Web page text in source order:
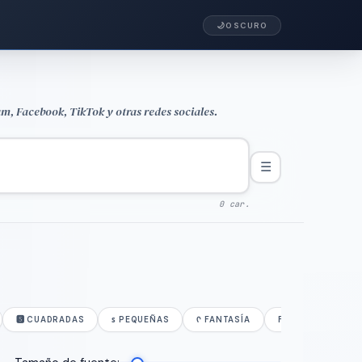
🌙OSCURO
Facebook, TikTok y otras redes sociales.
0 car.
☰
🆂 CUADRADAS ꜱ PEQUEÑAS ᠻ FANTASÍA F🆁ꈼƛ LOCAS